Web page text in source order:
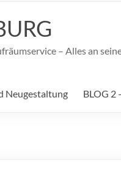
– Alles an
Neugestaltung BLOG 2